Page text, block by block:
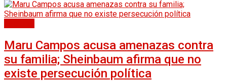
Maru Campos acusa amenazas contra
su familia; Sheinbaum afirma que no
existe persecución política